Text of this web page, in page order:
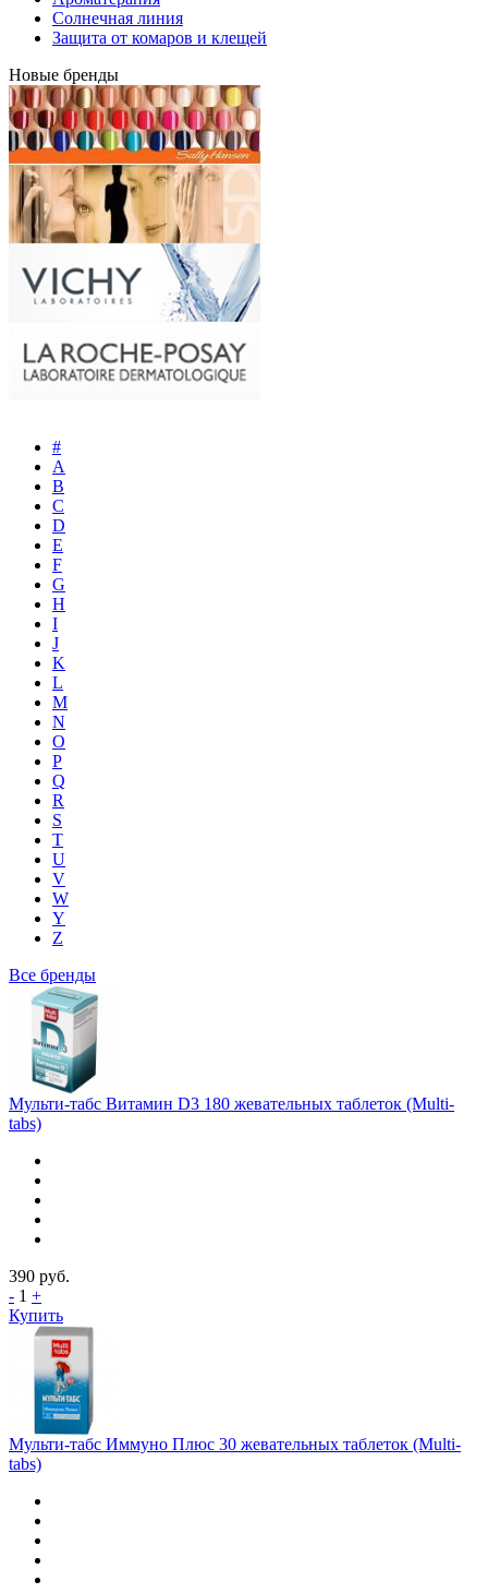
Солнечная линия
Защита от комаров и клещей
Новые бренды
#
A
B
C
D
E
F
G
H
I
J
K
L
M
N
O
P
Q
R
S
T
U
V
W
Y
Z
Все бренды
Мульти-табс Витамин D3 180 жевательных таблеток (Multi-
tabs)
390 руб.
- 1 +
Купить
Мульти-табс Иммуно Плюс 30 жевательных таблеток (Multi-
tabs)